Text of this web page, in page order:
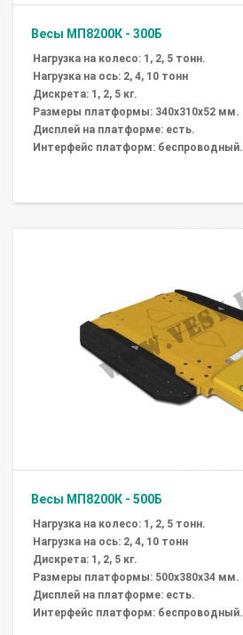
Весы МП8200К - 300Б
Нагрузка на колесо: 1, 2, 5 тонн.
Нагрузка на ось: 2, 4, 10 тонн
Дискрета: 1, 2, 5 кг.
Размеры платформы: 340х310х52 мм.
Дисплей на платформе: есть.
Интерфейс платформ: беспроводный.
Весы МП8200К - 500Б
Нагрузка на колесо: 1, 2, 5 тонн.
Нагрузка на ось: 2, 4, 10 тонн
Дискрета: 1, 2, 5 кг.
Размеры платформы: 500х380х34 мм.
Дисплей на платформе: есть.
Интерфейс платформ: беспроводный.